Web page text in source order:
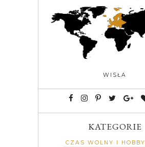
WISŁA
KATEGORIE
CZAS WOLNY I HOBBY